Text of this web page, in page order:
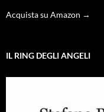
Acquista su Amazon →
IL RING DEGLI ANGELI